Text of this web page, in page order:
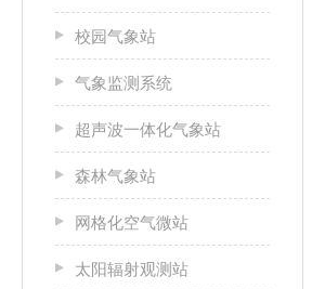
校园气象站
气象监测系统
超声波一体化气象站
森林气象站
网格化空气微站
太阳辐射观测站